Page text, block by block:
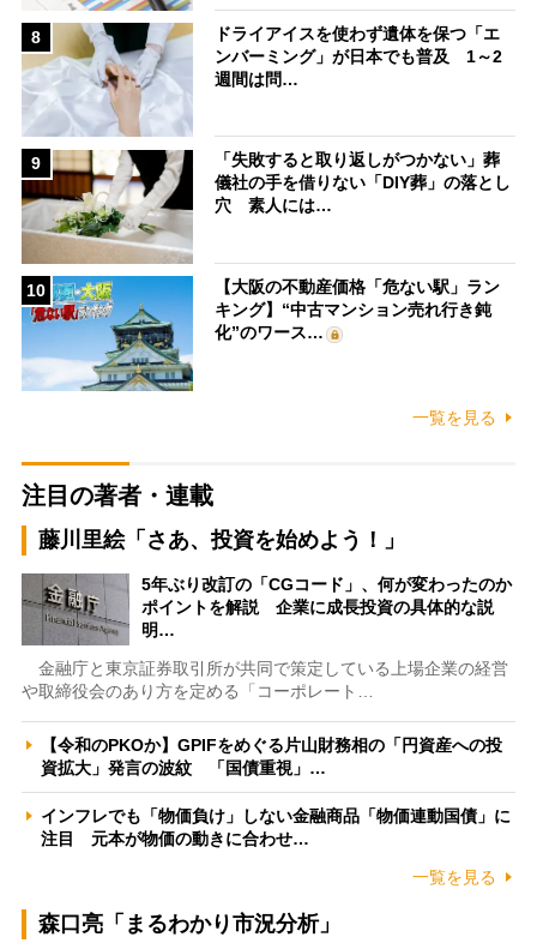
8
ドライアイスを使わず遺体を保つ「エ
ンバーミング」が日本でも普及 1～2
週間は問…
9
「失敗すると取り返しがつかない」葬
儀社の手を借りない「DIY葬」の落とし
穴 素人には…
10
【大阪の不動産価格「危ない駅」ラン
キング】“中古マンション売れ行き鈍
化”のワース…
一覧を見る
注目の著者・連載
藤川里絵「さあ、投資を始めよう！」
5年ぶり改訂の「CGコード」、何が変わったのか
ポイントを解説 企業に成長投資の具体的な説
明…
金融庁と東京証券取引所が共同で策定している上場企業の経営
や取締役会のあり方を定める「コーポレート…
【令和のPKOか】GPIFをめぐる片山財務相の「円資産への投
資拡大」発言の波紋 「国債重視」…
インフレでも「物価負け」しない金融商品「物価連動国債」に
注目 元本が物価の動きに合わせ…
一覧を見る
森口亮「まるわかり市況分析」